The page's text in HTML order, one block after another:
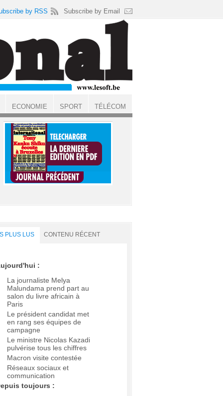
PLUS LUS CONTENU RÉCENT
:
La journaliste Melya
Malundama prend part au
salon du livre africain à
Paris
Le président candidat met
en rang ses équipes de
campagne
Le ministre Nicolas Kazadi
pulvérise tous les chiffres
Macron visite contestée
Réseaux sociaux et
communication
toujours :
by RSS Subscribe by Email
ECONOMIE SPORT TÉLÉCOM